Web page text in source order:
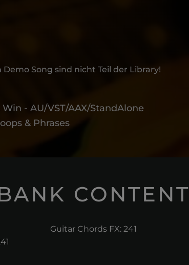
Song sind nicht Teil der Library!
- AU/VST/AAX/StandAlone
& Phrases
CONTENT
Guitar Chords FX: 241